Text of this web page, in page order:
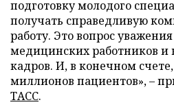
подготовку молодого
получать справедливую
работу. Это вопрос
медицинских работников и
кадров. И, в конечном
миллионов пациентов», –
ТАСС.